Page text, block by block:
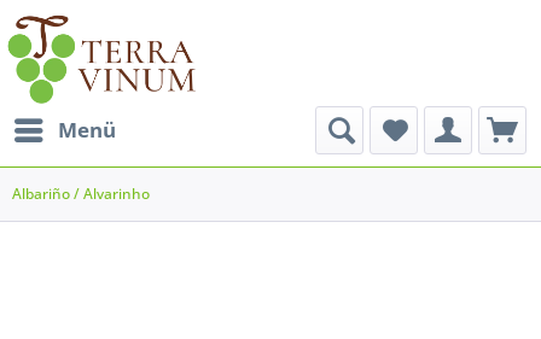
Menü
Albariño / Alvarinho